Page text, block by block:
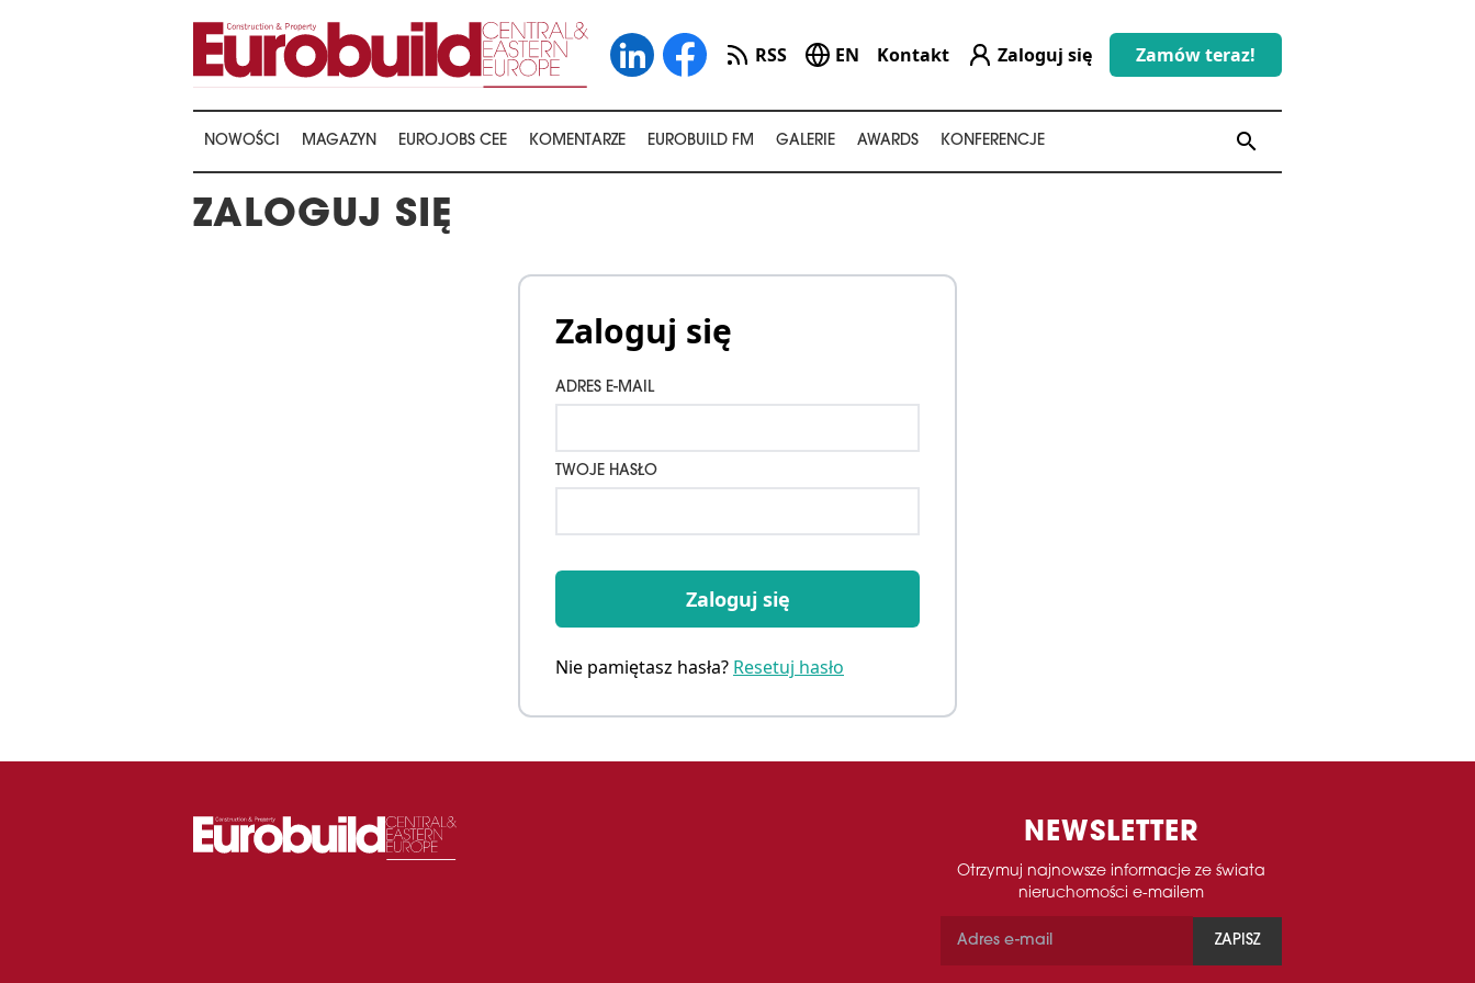
RSS EN Kontakt Zaloguj się Zamów teraz!
NOWOŚCI MAGAZYN EUROJOBS CEE KOMENTARZE EUROBUILD FM GALERIE AWARDS KONFERENCJE search
ZALOGUJ SIĘ
Zaloguj się
ADRES E-MAIL
TWOJE HASŁO
Zaloguj się
Nie pamiętasz hasła? Resetuj hasło
NEWSLETTER
Otrzymuj najnowsze informacje ze świata
nieruchomości e-mailem
ZAPISZ